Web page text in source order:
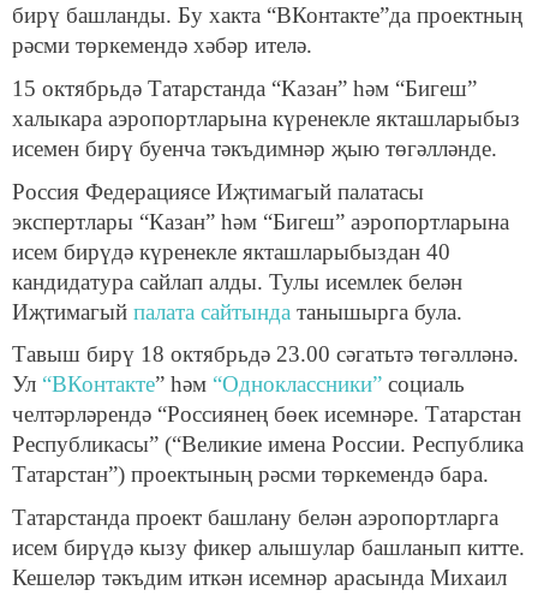
бирү башланды. Бу хакта “ВКонтакте”да проектның
рәсми төркемендә хәбәр ителә.
15 октябрьдә Татарстанда “Казан” һәм “Бигеш”
халыкара аэропортларына күренекле якташларыбыз
исемен бирү буенча тәкъдимнәр җыю төгәлләнде.
Россия Федерациясе Иҗтимагый палатасы
экспертлары “Казан” һәм “Бигеш” аэропортларына
исем бирүдә күренекле якташларыбыздан 40
кандидатура сайлап алды. Тулы исемлек белән
Иҗтимагый палата сайтында танышырга була.
Тавыш бирү 18 октябрьдә 23.00 сәгатьтә төгәлләнә.
Ул “ВКонтакте” һәм “Одноклассники” социаль
челтәрләрендә “Россиянең бөек исемнәре. Татарстан
Республикасы” (“Великие имена России. Республика
Татарстан”) проектының рәсми төркемендә бара.
Татарстанда проект башлану белән аэропортларга
исем бирүдә кызу фикер алышулар башланып китте.
Кешеләр тәкъдим иткән исемнәр арасында Михаил